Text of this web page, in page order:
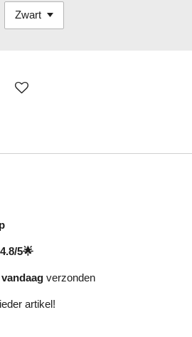
4.8/5🌟
vandaag verzonden
artikel!